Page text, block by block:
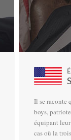
Il se raconte
boys,
équipant
cas où la